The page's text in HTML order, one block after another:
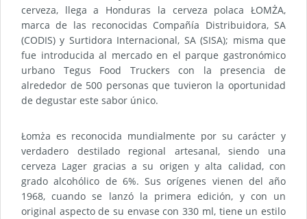
cerveza, llega a Honduras la cerveza polaca ŁOMŻA,
marca de las reconocidas Compañía Distribuidora, SA
(CODIS) y Surtidora Internacional, SA (SISA); misma que
fue introducida al mercado en el parque gastronómico
urbano Tegus Food Truckers con la presencia de
alrededor de 500 personas que tuvieron la oportunidad
de degustar este sabor único.
Łomża es reconocida mundialmente por su carácter y
verdadero destilado regional artesanal, siendo una
cerveza Lager gracias a su origen y alta calidad, con
grado alcohólico de 6%. Sus orígenes vienen del año
1968, cuando se lanzó la primera edición, y con un
original aspecto de su envase con 330 ml, tiene un estilo